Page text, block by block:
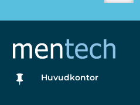
 Huvudkontor